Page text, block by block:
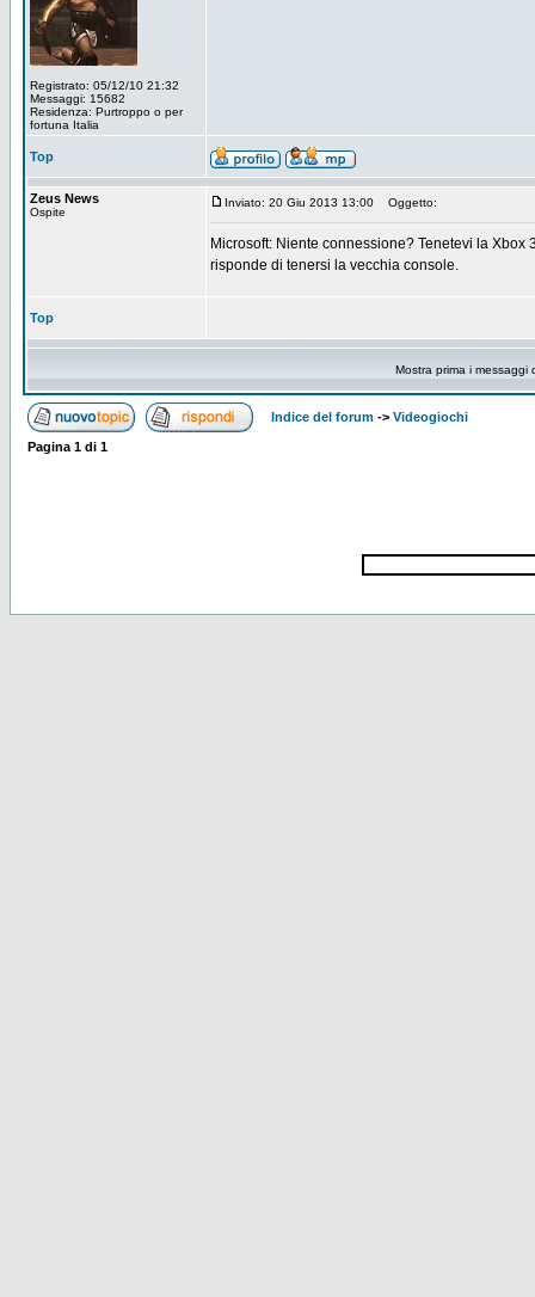
Registrato: 05/12/10 21:32
Messaggi: 15682
Residenza: Purtroppo o per
fortuna Italia
Top
Zeus News
Ospite
Inviato: 20 Giu 2013 13:00 Oggetto:
Microsoft: Niente connessione? Tenetevi la
risponde di tenersi la vecchia console.
Top
Mostra prima i messaggi
Indice del forum -> Videogiochi
Pagina 1 di 1